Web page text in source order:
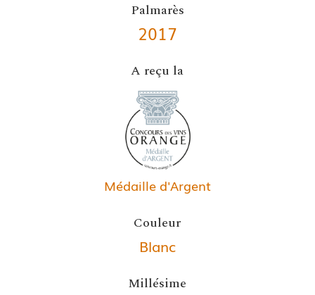
Palmarès
2017
A reçu la
Médaille d'Argent
Couleur
Blanc
Millésime